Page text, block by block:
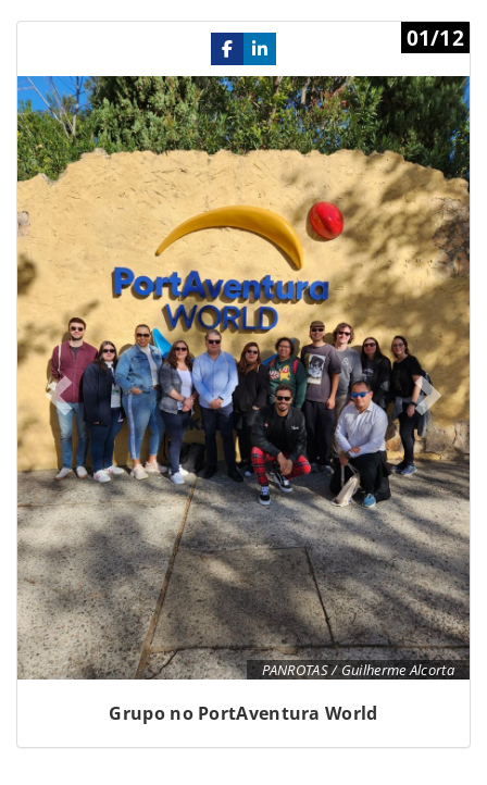
PANROTAS / Guilherme Alcorta
01/12
Grupo no PortAventura World
Previous